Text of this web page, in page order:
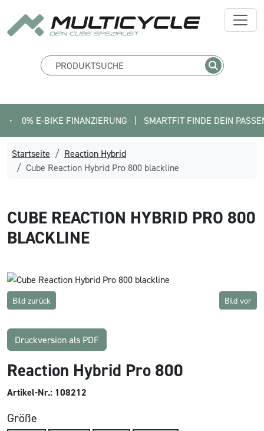
E-BIKE FINANZIERUNG   |   SMARTFIT FINDE DEIN PASSENDES
Startseite
Reaction Hybrid
Cube Reaction Hybrid Pro 800 blackline
CUBE REACTION HYBRID PRO 800
BLACKLINE
Bild zurück Bild vor
Druckversion als PDF
Reaction Hybrid Pro 800
Artikel-Nr.: 108212
Größe